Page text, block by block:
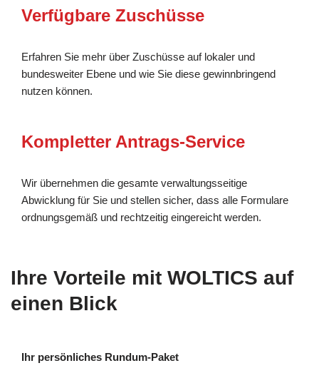
Verfügbare Zuschüsse
Erfahren Sie mehr über Zuschüsse auf lokaler und
bundesweiter Ebene und wie Sie diese gewinnbringend
nutzen können.
Kompletter Antrags-Service
Wir übernehmen die gesamte verwaltungsseitige
Abwicklung für Sie und stellen sicher, dass alle Formulare
ordnungsgemäß und rechtzeitig eingereicht werden.
Ihre Vorteile mit WOLTICS auf
einen Blick
Ihr persönliches Rundum-Paket